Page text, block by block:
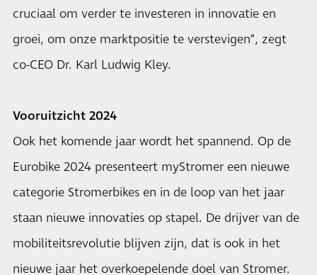
cruciaal om verder te investeren in innovatie en
groei, om onze marktpositie te verstevigen”, zegt
co-CEO Dr. Karl Ludwig Kley.
Vooruitzicht 2024
Ook het komende jaar wordt het spannend. Op de
Eurobike 2024 presenteert myStromer een nieuwe
categorie Stromerbikes en in de loop van het jaar
staan nieuwe innovaties op stapel. De drijver van de
mobiliteitsrevolutie blijven zijn, dat is ook in het
nieuwe jaar het overkoepelende doel van Stromer.